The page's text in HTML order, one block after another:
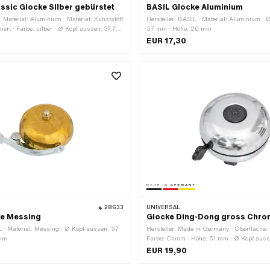
Glocke Silber gebürstet
Material: Aluminium · Material: Kunststoff
· Farbe: silber · Ø Kopf aussen: 37.7
· Klemmdurchmesser: 22 mm
BASIL Glocke Aluminium
Hersteller: BASIL · Material: Aluminium ·
57 mm · Höhe: 20 mm
EUR 17,30
28633
Messing
· Material: Messing · Ø Kopf aussen: 57
UNIVERSAL
Glocke Ding-Dong gross
Hersteller: Made in Germany · Oberfläche:
Farbe: Chrom · Höhe: 51 mm · Ø Kopf
EUR 19,90